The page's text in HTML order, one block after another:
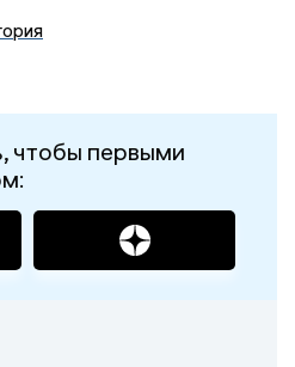
чтобы первыми